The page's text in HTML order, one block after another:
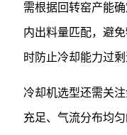
需根据回转窑产能
内出料量匹配，避
时防止冷却能力过剩
冷却机选型还需关
充足、气流分布均